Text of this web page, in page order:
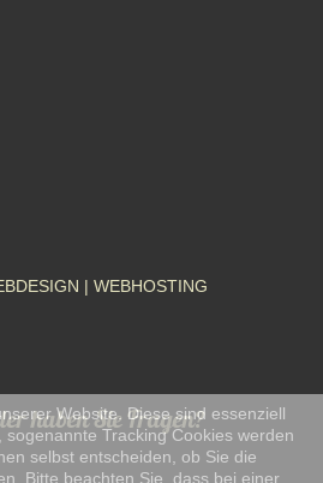
| WEBHOSTING
haben Sie Fragen?
Website. Diese sind essenziell
Tracking Cookies werden
selbst entscheiden, ob Sie die
Bitte beachten Sie, dass bei einer